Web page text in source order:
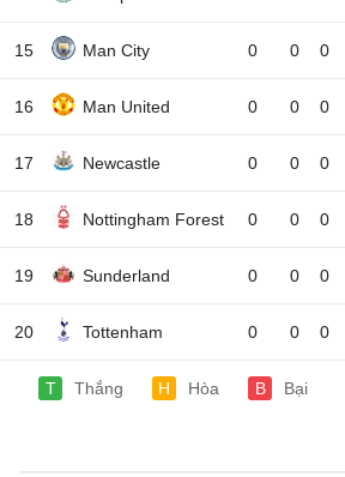
15 Man City 0 0 0
16 Man United 0 0 0
17 Newcastle 0 0 0
18 Nottingham Forest 0 0 0
19 Sunderland 0 0 0
20 Tottenham 0 0 0
T Thắng H Hòa B Bại